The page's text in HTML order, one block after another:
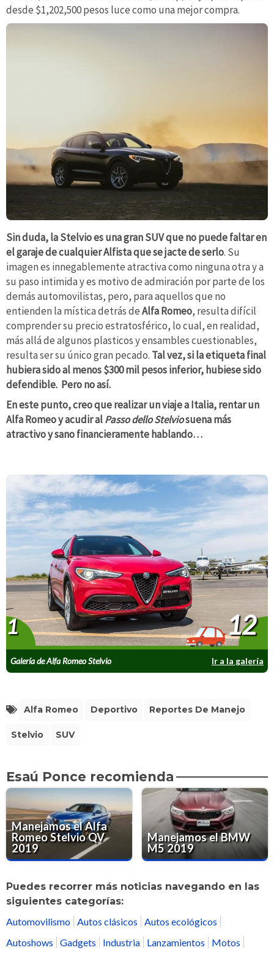
desde $1,202,500 pesos luce como una mejor compra.
Sin duda, la Stelvio es una gran SUV que no puede faltar en
el garaje de cualquier Alfista que se jacte de serlo. Su
imagen es innegablemente atractiva como ninguna otra y a
su paso intimida y es motivo de admiración por parte de los
demás automovilistas, pero, para aquellos que no
entienden la mística detrás deAlfa Romeo, resulta difícil
comprender su precio estratosférico, lo cual, en realidad,
más allá de algunos plasticos y ensambles cuestionables,
resulta ser su único gran pecado. Tal vez, si la etiqueta final
hubiera sido al menos $300 mil pesos inferior, hubiese sido
defendible. Pero no así.
En este punto, creo que realizar un viaje a Italia, rentar un
Alfa Romeo y acudir alPasso dello Stelviosuena más
atractivo y sano financieramente hablando…
Galería de Alfa Romeo Stelvio Ir a la galería
1 12
Alfa Romeo Deportivo Reportes De Manejo
Stelvio SUV
Esaú Ponce recomienda
Manejamos el Alfa
Romeo Stelvio QV
2019
Manejamos el BMW
M5 2019
Puedes recorrer más noticias navegando en las
siguientes categorías:
Automovilismo Autos clásicos
Autos ecológicos
Autoshows
Gadgets Industria Lanzamientos Motos